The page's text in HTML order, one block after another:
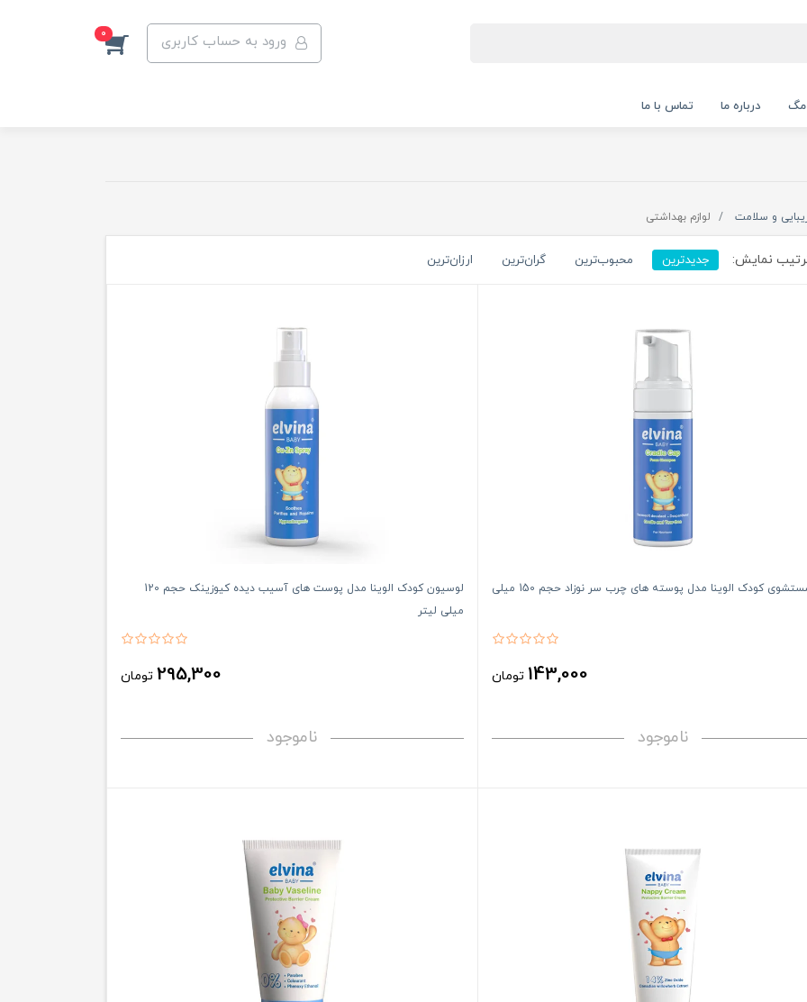
ورود به حساب کاربری 0
مگ درباره ما تماس با ما
و سلامت لوازم بهداشتی
نمایش: جدیدترین محبوب‌ترین گران‌ترین ارزان‌ترین
فوم شستشوی کودک الوینا مدل پوسته های چرب سر نوزاد حجم 150 میلی
143,000 تومان
ناموجود
لوسیون کودک الوینا مدل پوست های آسیب دیده کیوزینک حجم 120
میلی لیتر
295,300 تومان
ناموجود